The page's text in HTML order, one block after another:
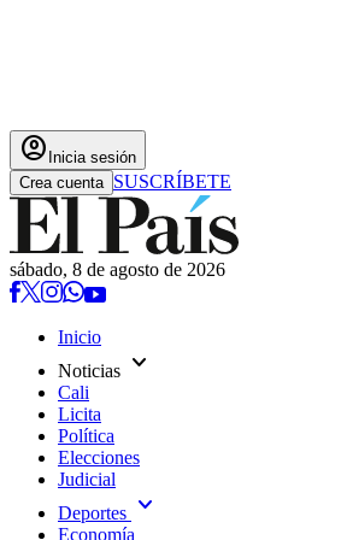
account_circle Inicia sesión
Crea cuenta SUSCRÍBETE
sábado, 8 de agosto de 2026
Inicio
Noticias expand_more
Cali
Licita
Política
Elecciones
Judicial
Deportes expand_more
Economía